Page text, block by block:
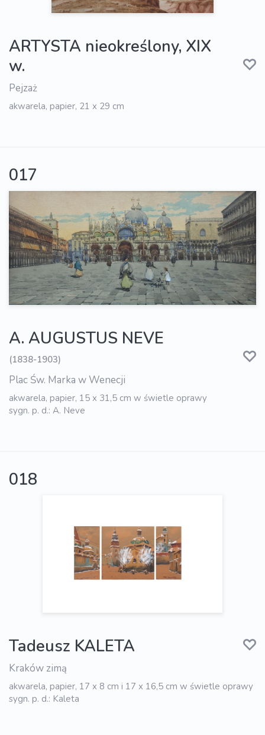
ARTYSTA nieokreślony, XIX
w.
Pejzaż
akwarela, papier, 21 x 29 cm
017
A. AUGUSTUS NEVE
(1838-1903)
Plac Św. Marka w Wenecji
akwarela, papier, 15 x 31,5 cm w świetle oprawy
sygn. p. d.: A. Neve
018
Tadeusz KALETA
Kraków zimą
akwarela, papier, 17 x 8 cm i 17 x 16,5 cm w świetle oprawy
sygn. p. d.: Kaleta